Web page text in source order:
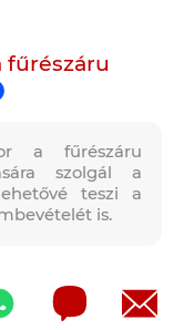
fűrészáru
a fűrészáru
szolgál a
teszi a
is.